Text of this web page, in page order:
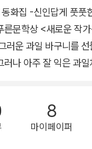
답지 않게 무
러운 과일 바구니를
러나 아주 잘 익은 과
떠나며」는 사촌 형제
야기다. 자칭 타칭 ‘나
날마다 술을 마시는
8
마이페이퍼